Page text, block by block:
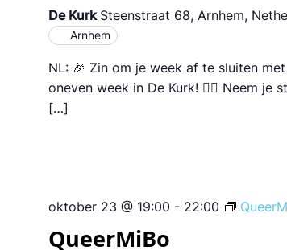
De Kurk Steenstraat 68, Arnhem,
Arnhem
NL: 🎉 Zin om je week af te sluiten
oneven week in De Kurk! 🏳️‍🌈 Neem je
[…]
QueerMiBo
oktober 23 @ 19:00 - 22:00